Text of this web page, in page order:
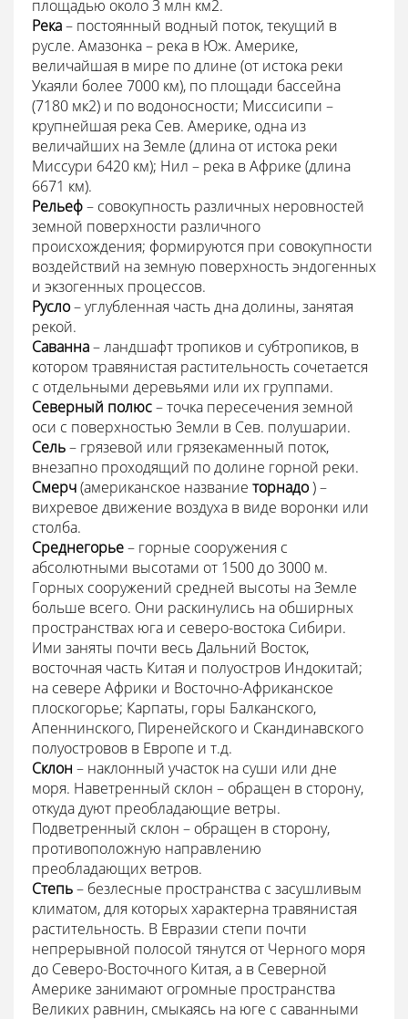
площадью около 3 млн км2.
Река– постоянный водный поток, текущий в
русле. Амазонка – река в Юж. Америке,
величайшая в мире по длине (от истока реки
Укаяли более 7000 км), по площади бассейна
(7180 мк2) и по водоносности; Миссисипи –
крупнейшая река Сев. Америке, одна из
величайших на Земле (длина от истока реки
Миссури 6420 км); Нил – река в Африке (длина
6671 км).
Рельеф– совокупность различных неровностей
земной поверхности различного
происхождения; формируются при совокупности
воздействий на земную поверхность эндогенных
и экзогенных процессов.
Русло– углубленная часть дна долины, занятая
рекой.
Саванна– ландшафт тропиков и субтропиков, в
котором травянистая растительность сочетается
с отдельными деревьями или их группами.
Северный полюс– точка пересечения земной
оси с поверхностью Земли в Сев. полушарии.
Сель– грязевой или грязекаменный поток,
внезапно проходящий по долине горной реки.
Смерч(американское название торнадо) –
вихревое движение воздуха в виде воронки или
столба.
Среднегорье– горные сооружения с
абсолютными высотами от 1500 до 3000 м.
Горных сооружений средней высоты на Земле
больше всего. Они раскинулись на обширных
пространствах юга и северо-востока Сибири.
Ими заняты почти весь Дальний Восток,
восточная часть Китая и полуостров Индокитай;
на севере Африки и Восточно-Африканское
плоскогорье; Карпаты, горы Балканского,
Апеннинского, Пиренейского и Скандинавского
полуостровов в Европе и т.д.
Склон – наклонный участок на суши или дне
моря. Наветренный склон – обращен в сторону,
откуда дуют преобладающие ветры.
Подветренный склон – обращен в сторону,
противоположную направлению
преобладающих ветров.
Степь– безлесные пространства с засушливым
климатом, для которых характерна травянистая
растительность. В Евразии степи почти
непрерывной полосой тянутся от Черного моря
до Северо-Восточного Китая, а в Северной
Америке занимают огромные пространства
Великих равнин, смыкаясь на юге с саванными